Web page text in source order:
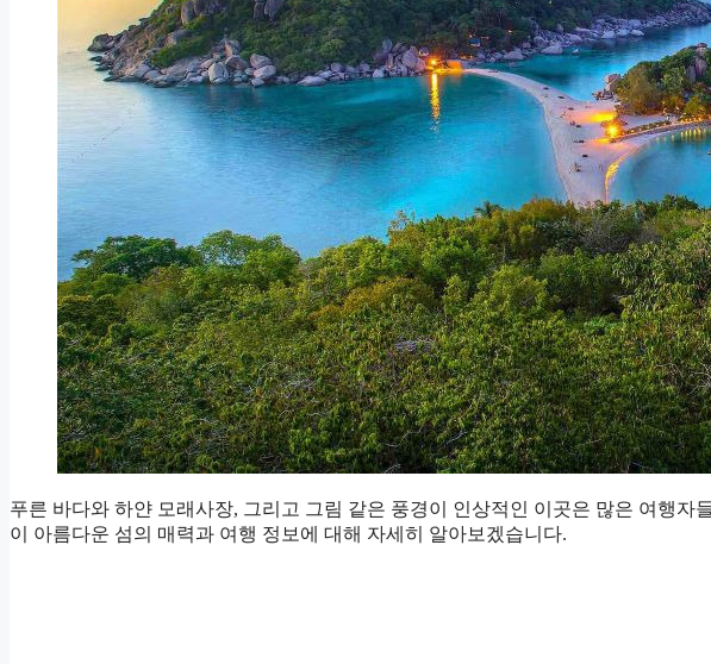
푸른 바다와 하얀 모래사장, 그리고 그림 같은 풍경이 인상적인 이곳은 많은 여행자
이 아름다운 섬의 매력과 여행 정보에 대해 자세히 알아보겠습니다.